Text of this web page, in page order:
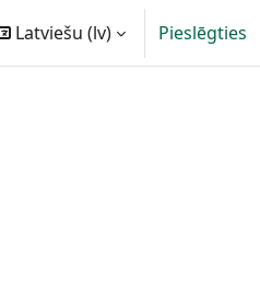
Latviešu ‎(lv)‎ Pieslēgties